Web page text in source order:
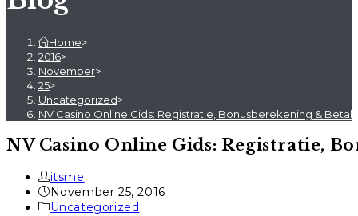
Home>
2016>
November>
25>
Uncategorized>
NV Casino Online Gids: Registratie, Bonusberekening &
NV Casino Online Gids: Registratie,
Post
author:
itsme
Post
published:
November 25, 2016
PostUncategorized